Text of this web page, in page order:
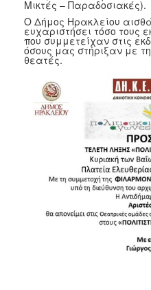
Μικτές – Παραδοσιακές).
Ο Δήμος Ηρακλείου
ευχαριστήσει τόσο τους
που συμμετείχαν στις
όσους μας στήριξαν με
θεατές.